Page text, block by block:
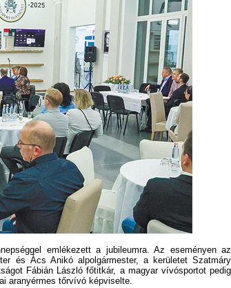
emlékezett a jubileumra. Az eseményen az
és Ács Anikó alpolgármester, a kerületet Szatmáry
Fábián László főtitkár, a magyar vívósportot pedig
aranyérmes tőrvívó képviselte.